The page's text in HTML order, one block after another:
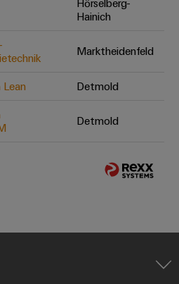
Hörselberg-
Hainich
Marktheidenfeld
Detmold
Detmold